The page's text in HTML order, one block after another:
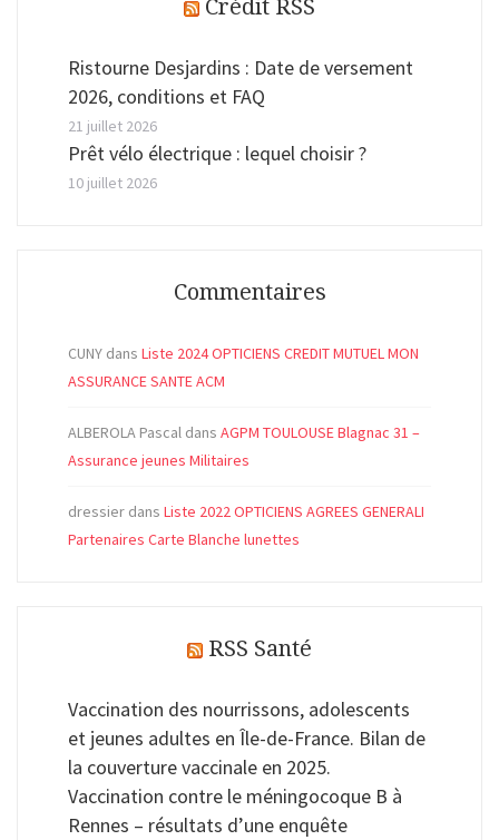
Crédit RSS
Ristourne Desjardins : Date de versement
2026, conditions et FAQ
21 juillet 2026
Prêt vélo électrique : lequel choisir ?
10 juillet 2026
Commentaires
CUNY dans Liste 2024 OPTICIENS CREDIT MUTUEL MON
ASSURANCE SANTE ACM
ALBEROLA Pascal dans AGPM TOULOUSE Blagnac 31 –
Assurance jeunes Militaires
dressier dans Liste 2022 OPTICIENS AGREES GENERALI
Partenaires Carte Blanche lunettes
RSS Santé
Vaccination des nourrissons, adolescents
et jeunes adultes en Île-de-France. Bilan de
la couverture vaccinale en 2025.
Vaccination contre le méningocoque B à
Rennes – résultats d’une enquête